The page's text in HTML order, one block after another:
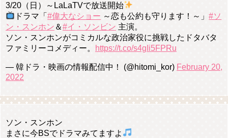
3/20（日）～LaLaTVで放送開始
ドラマ「#偉大なショー ～恋も公約も守ります！～」#ソ
ン・スンホン ＆#イ・ソンビン 主演。
ソン・スンホンがコミカルな政治家役に挑戦したドタバタ
ファミリーコメディー。
https://t.co/s4gIi5FPRu
— 韓ドラ・映画の情報配信中！ (@hitomi_kor) February 20,
2022
ソン・スンホン
まさに今BSでドラマみてますよ